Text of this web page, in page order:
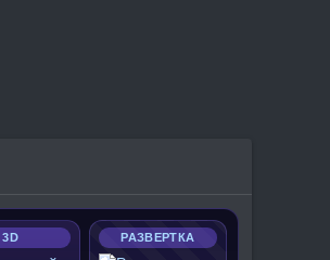
3D РАЗВЕРТКА